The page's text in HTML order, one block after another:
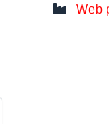
Web